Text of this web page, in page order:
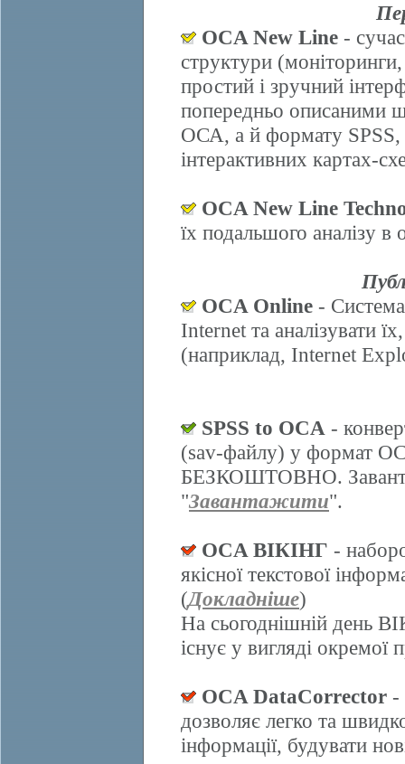
OCA New Line -
структури
простий і зручний
попередньо описаними
ОСА, а й формату SPSS,
інтерактивних картах-
OCA New Line
їх подальшого аналізу
OCA Online -
Internet та аналізувати
(наприклад, Internet
SPSS to OCA -
(sav-файлу) у формат
БЕЗКОШТОВНО.
"Завантажити".
OCA ВІКІНГ -
якісної текстової
(Докладніше)
На сьогоднішній день
існує у вигляді окремої
OCA DataCorrector -
дозволяє легко та
інформації, будувати